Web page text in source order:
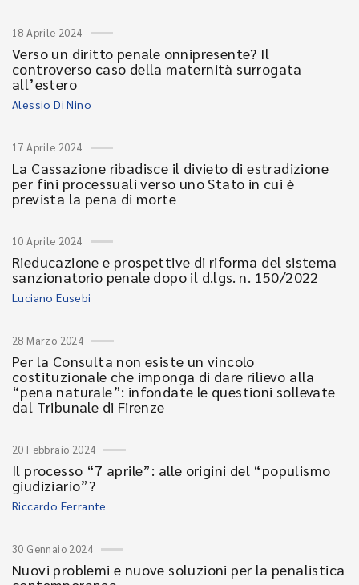
18 Aprile 2024
Verso un diritto penale onnipresente? Il
controverso caso della maternità surrogata
all’estero
Alessio Di Nino
17 Aprile 2024
La Cassazione ribadisce il divieto di estradizione
per fini processuali verso uno Stato in cui è
prevista la pena di morte
10 Aprile 2024
Rieducazione e prospettive di riforma del sistema
sanzionatorio penale dopo il d.lgs. n. 150/2022
Luciano Eusebi
28 Marzo 2024
Per la Consulta non esiste un vincolo
costituzionale che imponga di dare rilievo alla
“pena naturale”: infondate le questioni sollevate
dal Tribunale di Firenze
20 Febbraio 2024
Il processo “7 aprile”: alle origini del “populismo
giudiziario”?
Riccardo Ferrante
30 Gennaio 2024
Nuovi problemi e nuove soluzioni per la penalistica